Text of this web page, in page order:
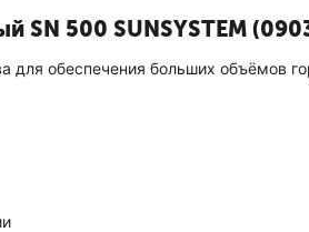
SN 500 SUNSYSTEM
для обеспечения больших